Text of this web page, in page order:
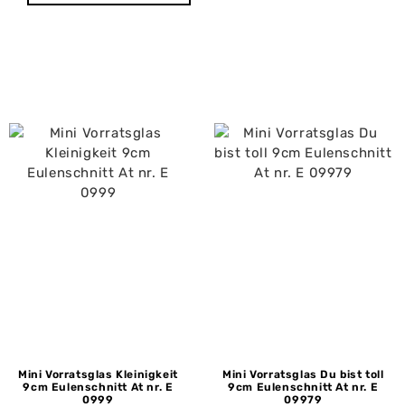
Mini Vorratsglas Kleinigkeit
9cm Eulenschnitt At nr. E
0999
Mini Vorratsglas Du bist toll
9cm Eulenschnitt At nr. E
09979